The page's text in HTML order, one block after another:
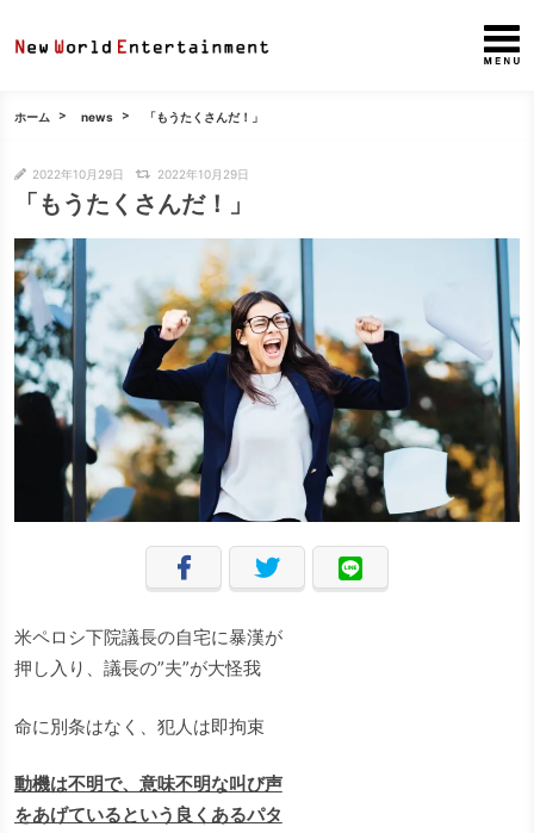
ホーム news 「もうたくさんだ！」
2022年10月29日 2022年10月29日
「もうたくさんだ！」
米ペロシ下院議長の自宅に暴漢が
押し入り、議長の”夫”が大怪我
命に別条はなく、犯人は即拘束
動機は不明で、意味不明な叫び声
をあげているという良くあるパタ